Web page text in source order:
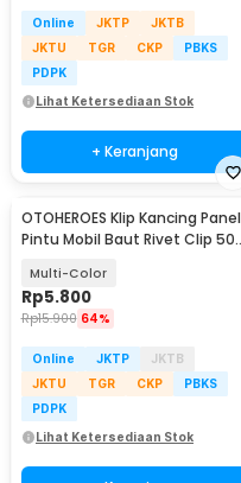
Online JKTP
JKTB
JKTU
TGR CKP
PBKS
PDPK
Lihat Ketersediaan Stok
+ Keranjang
OTOHEROES Klip Kancing Panel
Pintu Mobil Baut Rivet Clip 50
Multi-Color
Rp5.800
Rp15.900 64%
Online JKTP
JKTB
JKTU
TGR CKP
PBKS
PDPK
Lihat Ketersediaan Stok